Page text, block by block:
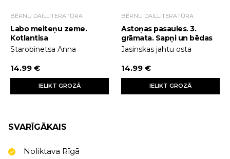
BĒRNU DAIĻLITERATŪRA
Labo meiteņu zeme.
Kotlantisa
Starobinetsa Anna
14.99 €
IELIKT GROZĀ
BĒRNU DAIĻLITERATŪRA
Astoņas pasaules. 3.
grāmata. Sapņi un bēdas
Jasinskas jahtu osta
14.99 €
IELIKT GROZĀ
SVARĪGĀKAIS
Noliktava Rīgā